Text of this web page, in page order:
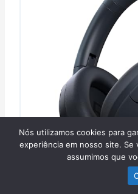
Nós utilizamos cookies para
experiência em nosso site.
assumimos que